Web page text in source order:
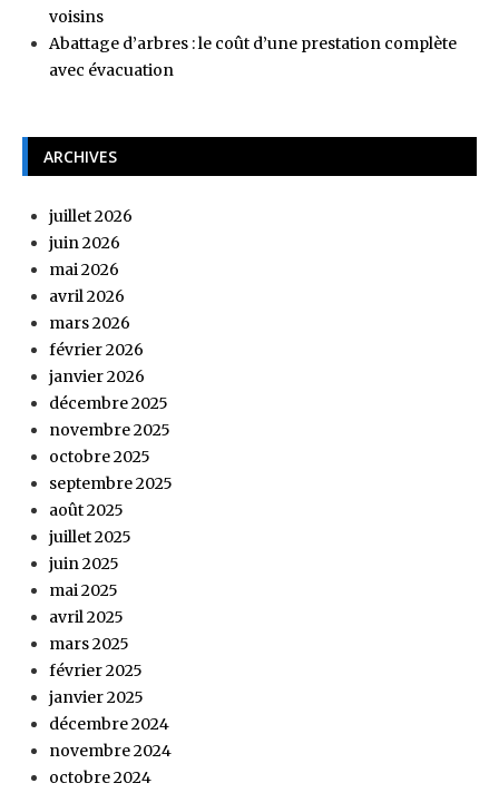
voisins
Abattage d’arbres : le coût d’une prestation complète
avec évacuation
ARCHIVES
juillet 2026
juin 2026
mai 2026
avril 2026
mars 2026
février 2026
janvier 2026
décembre 2025
novembre 2025
octobre 2025
septembre 2025
août 2025
juillet 2025
juin 2025
mai 2025
avril 2025
mars 2025
février 2025
janvier 2025
décembre 2024
novembre 2024
octobre 2024